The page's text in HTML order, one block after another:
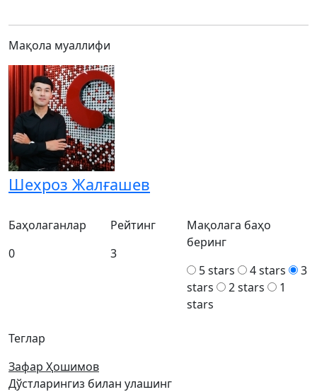
Мақола муаллифи
Шехроз Жалғашев
Теглар
Зафар Ҳошимов
Баҳолаганлар
0
Рейтинг
3
Мақолага баҳо
беринг
5 stars
4 stars
3
stars
2 stars
1
stars
Дўстларингиз билан улашинг